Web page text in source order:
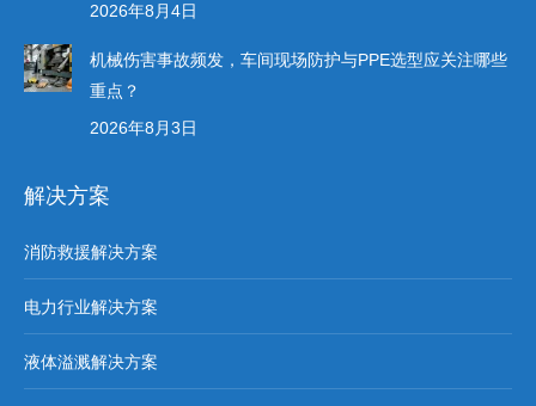
2026年8月4日
机械伤害事故频发，车间现场防护与PPE选型应关注哪些
重点？
2026年8月3日
解决方案
消防救援解决方案
电力行业解决方案
液体溢溅解决方案